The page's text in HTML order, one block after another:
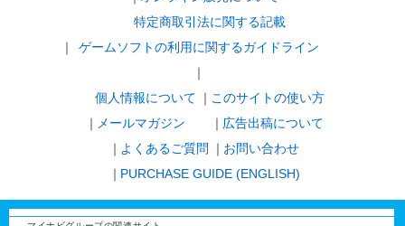
特定商取引法に関する記載
ゲームソフトの利用に関するガイドライン
｜
個人情報について
このサイトの使い方
メールマガジン
広告出稿について
よくあるご質問
お問い合わせ
PURCHASE GUIDE (ENGLISH)